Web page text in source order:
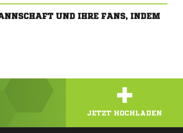
UND IHRE FANS, INDEM
+
JETZT HOCHLADEN